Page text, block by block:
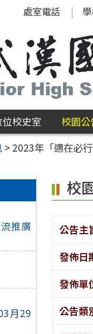
處室電話
校史室 校園公
> 2023年「適在必
推廣
月29
校
公告主
發佈日
發佈單
公告類